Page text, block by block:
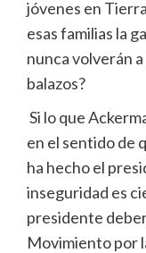
jóvenes en
esas familias la
nunca volverán a
balazos?
Si lo que
en el sentido de
ha hecho el
inseguridad es
presidente
Movimiento por